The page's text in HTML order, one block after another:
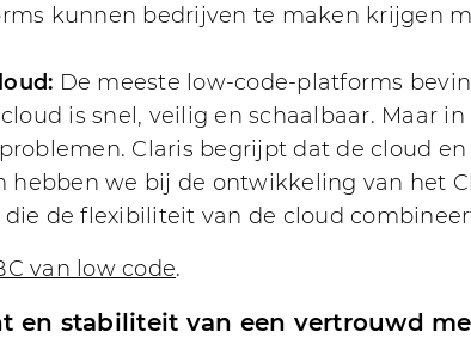
kunnen bedrijven te maken krijgen
De meeste low-code-platforms
is snel, veilig en schaalbaar. Maar
Claris begrijpt dat de cloud
hebben we bij de ontwikkeling van het
de flexibiliteit van de cloud
van low code.
en stabiliteit van een vertrouwd